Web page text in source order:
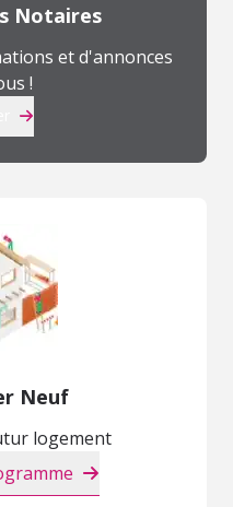
Notaires
et d'annonces
!
Neuf
logement